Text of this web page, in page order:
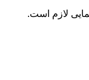
لازم است.